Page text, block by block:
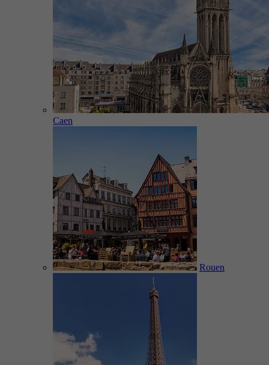
Caen
Rouen